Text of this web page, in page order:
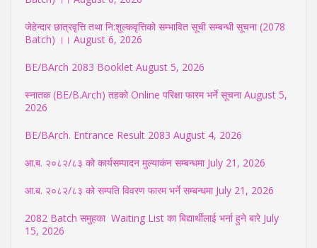
जेहेन्दार छात्रवृत्ति तथा नि:शुल्कवृत्तिको सम्भावित सूची सम्बन्धी सूचना (2078
Batch) ।। August 6, 2026
BE/BArch 2083 Booklet August 5, 2026
स्नातक (BE/B.Arch) तहको Online परिक्षा फारम भर्ने सूचना August 5,
2026
BE/BArch. Entrance Result 2083 August 4, 2026
आ.ब. २०८२/८३ को कार्यसम्पादन मुल्याकंन सम्बन्धमा July 21, 2026
आ.ब. २०८२/८३ को सम्पति विवरण फारम भर्ने सम्बन्धमा July 21, 2026
2082 Batch समुहका Waiting List का बिद्यार्थीलाई भर्ना हुने बारे July
15, 2026